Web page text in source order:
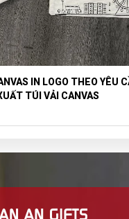
IN LOGO THEO YÊU
TÚI VẢI CANVAS